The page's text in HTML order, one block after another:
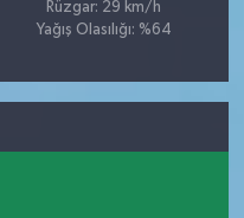
Rüzgar: 29 km/h
Yağış Olasılığı: %64